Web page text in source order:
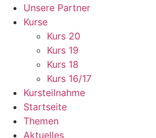
Unsere Partner
Kurse
Kurs 20
Kurs 19
Kurs 18
Kurs 16/17
Kursteilnahme
Startseite
Themen
Aktuelles